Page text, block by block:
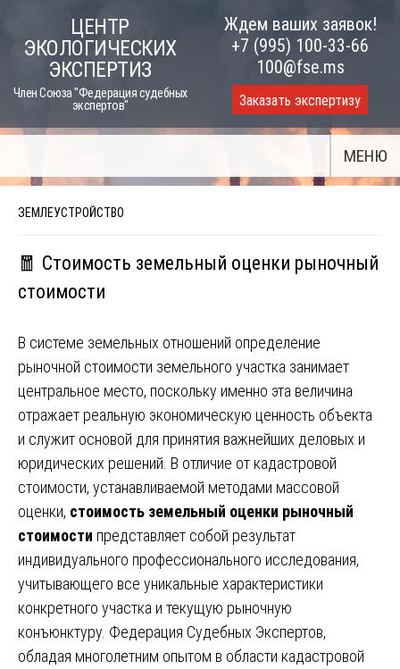
content
ЦЕНТР
ЭКОЛОГИЧЕСКИХ
ЭКСПЕРТИЗ
Член Союза "Федерация судебных
экспертов"
Ждем ваших заявок!
+7 (995) 100-33-66
100@fse.ms
Заказать экспертизу
МЕНЮ
ЗЕМЛЕУСТРОЙСТВО
🧧 Стоимость земельный оценки рыночный
стоимости
В системе земельных отношений определение
рыночной стоимости земельного участка занимает
центральное место, поскольку именно эта величина
отражает реальную экономическую ценность объекта
и служит основой для принятия важнейших деловых и
юридических решений. В отличие от кадастровой
стоимости, устанавливаемой методами массовой
оценки, стоимость земельный оценки рыночный
стоимости представляет собой результат
индивидуального профессионального исследования,
учитывающего все уникальные характеристики
конкретного участка и текущую рыночную
конъюнктуру. Федерация Судебных Экспертов,
обладая многолетним опытом в области кадастровой